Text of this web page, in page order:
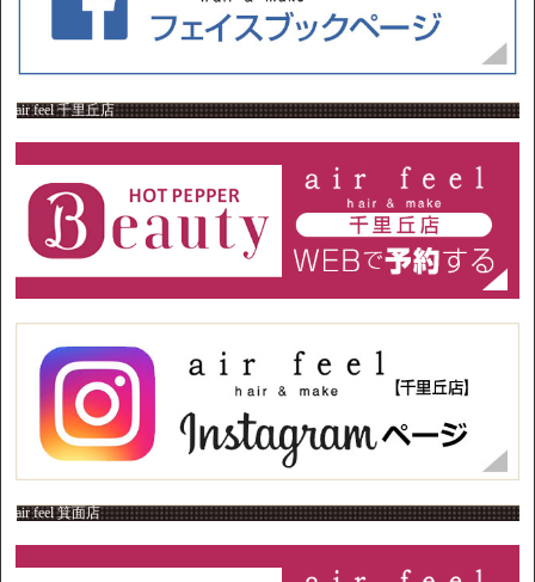
air feel 千里丘店
air feel 箕面店